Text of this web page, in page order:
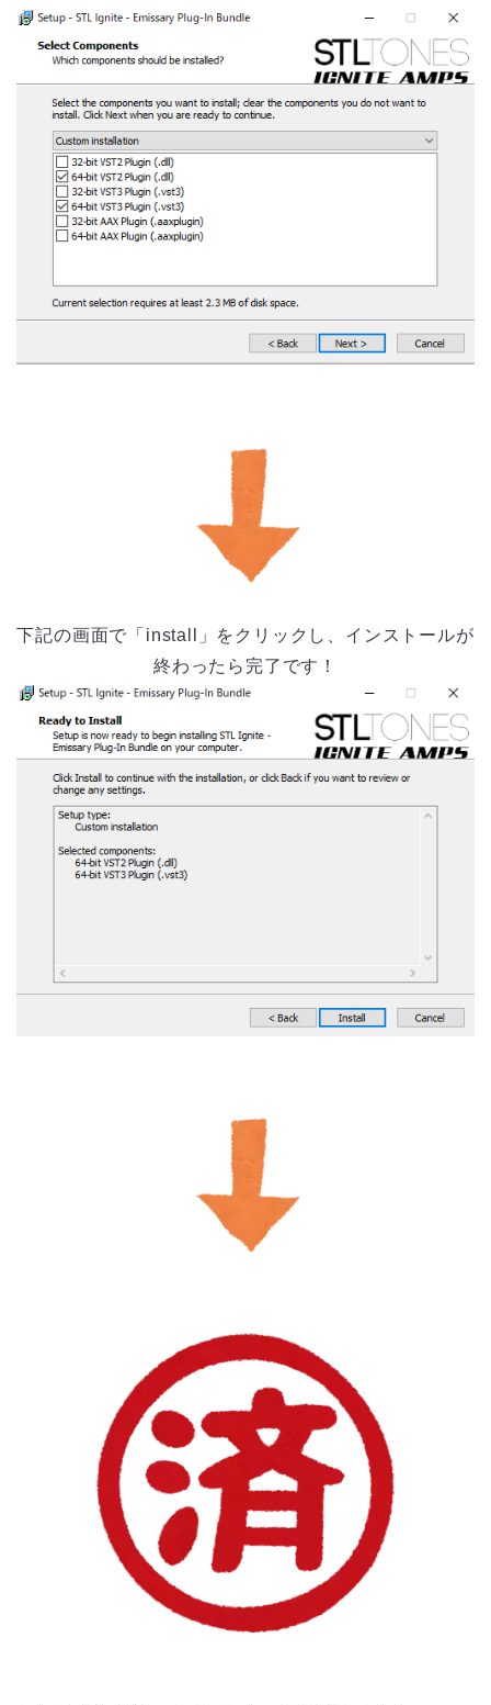
下記の画面で「install」をクリックし、インストールが
終わったら完了です！